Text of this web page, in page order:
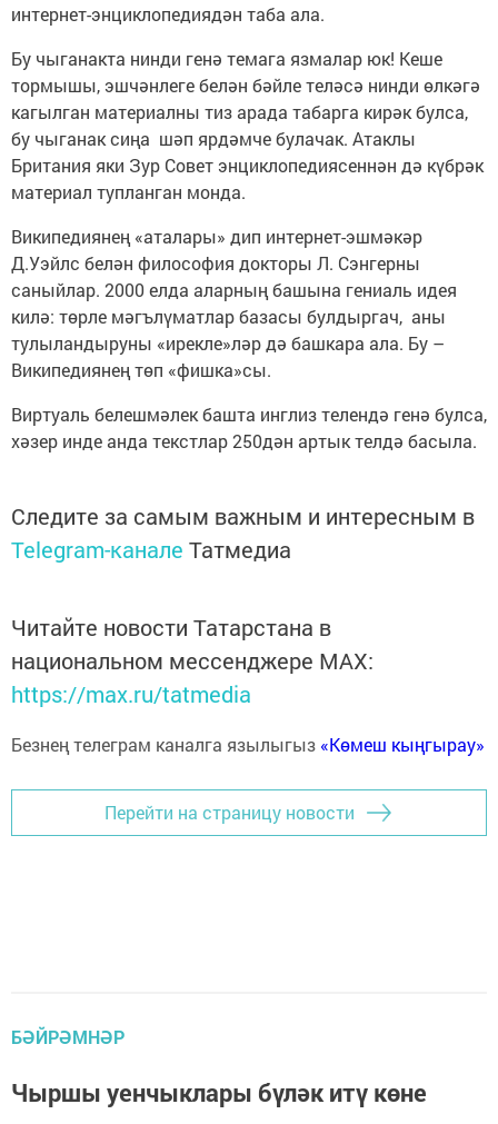
интернет-энциклопедиядән таба ала.
Бу чыганакта нинди генә темага язмалар юк! Кеше
тормышы, эшчәнлеге белән бәйле теләсә нинди өлкәгә
кагылган материалны тиз арада табарга кирәк булса,
бу чыганак сиңа шәп ярдәмче булачак. Атаклы
Британия яки Зур Совет энциклопедиясеннән дә күбрәк
материал тупланган монда.
Википедиянең «аталары» дип интернет-эшмәкәр
Д.Уэйлс белән философия докторы Л. Сэнгерны
саныйлар. 2000 елда аларның башына гениаль идея
килә: төрле мәгълүматлар базасы булдыргач, аны
тулыландыруны «ирекле»ләр дә башкара ала. Бу –
Википедиянең төп «фишка»сы.
Виртуаль белешмәлек башта инглиз телендә генә булса,
хәзер инде анда текстлар 250дән артык телдә басыла.
Следите за самым важным и интересным в
Telegram-канале Татмедиа
Читайте новости Татарстана в
национальном мессенджере MАХ:
https://max.ru/tatmedia
Безнең телеграм каналга язылыгыз «Көмеш кыңгырау»
Перейти на страницу новости
БӘЙРӘМНӘР
Чыршы уенчыклары бүләк итү көне